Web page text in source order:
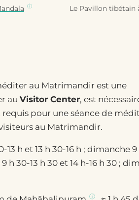
Le Pavillon tibétain
au Matrimandir est une
au Visitor Center, est
pour une séance de
au Matrimandir.
13 h et 13 h 30-16 h ; dimanche
h 30-13 h 30 et 14 h-16 h 30 ;